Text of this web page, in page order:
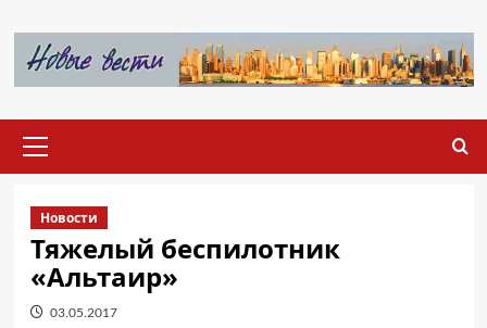
содержимому
меню
Новости
Тяжелый беспилотник
«Альтаир»
03.05.2017